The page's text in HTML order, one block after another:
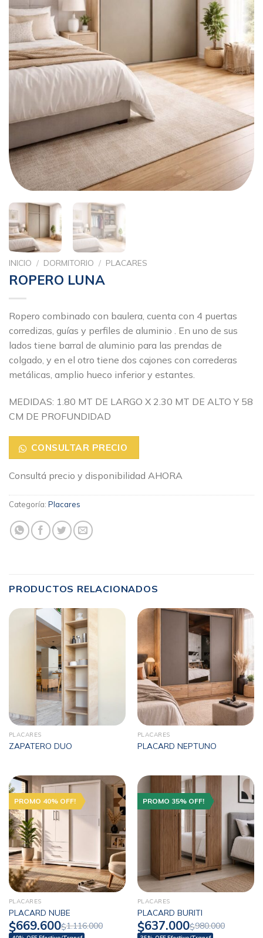
INICIO / DORMITORIO / PLACARES
ROPERO LUNA
Ropero combinado con baulera, cuenta con 4 puertas
corredizas, guías y perfiles de aluminio . En uno de sus
lados tiene barral de aluminio para las prendas de
colgado, y en el otro tiene dos cajones con correderas
metálicas, amplio hueco inferior y estantes.
MEDIDAS: 1.80 MT DE LARGO X 2.30 MT DE ALTO Y 58
CM DE PROFUNDIDAD
CONSULTAR PRECIO
Consultá precio y disponibilidad AHORA
Categoría: Placares
PRODUCTOS RELACIONADOS
PLACARES
ZAPATERO DUO
PLACARES
PLACARD NEPTUNO
PROMO 40% OFF!
PLACARES
PLACARD NUBE
$669.600$1.116.000
PROMO 35% OFF!
PLACARES
PLACARD BURITI
$637.000$980.000